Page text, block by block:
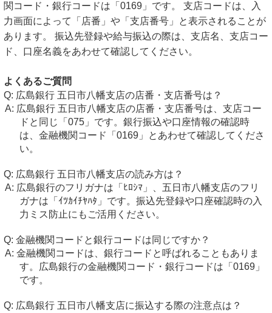
関コード・銀行コードは「0169」です。 支店コードは、入
力画面によって「店番」や「支店番号」と表示されることが
あります。 振込先登録や給与振込の際は、支店名、支店コー
ド、口座名義をあわせて確認してください。
よくあるご質問
広島銀行 五日市八幡支店の店番・支店番号は？
広島銀行 五日市八幡支店の店番・支店番号は、支店コー
ドと同じ「075」です。銀行振込や口座情報の確認時
は、金融機関コード「0169」とあわせて確認してくださ
い。
広島銀行 五日市八幡支店の読み方は？
広島銀行のフリガナは「ﾋﾛｼﾏ」、五日市八幡支店のフリ
ガナは「ｲﾂｶｲﾁﾔﾊﾀ」です。振込先登録や口座確認時の入
力ミス防止にもご活用ください。
金融機関コードと銀行コードは同じですか？
金融機関コードは、銀行コードと呼ばれることもありま
す。広島銀行の金融機関コード・銀行コードは「0169」
です。
広島銀行 五日市八幡支店に振込する際の注意点は？